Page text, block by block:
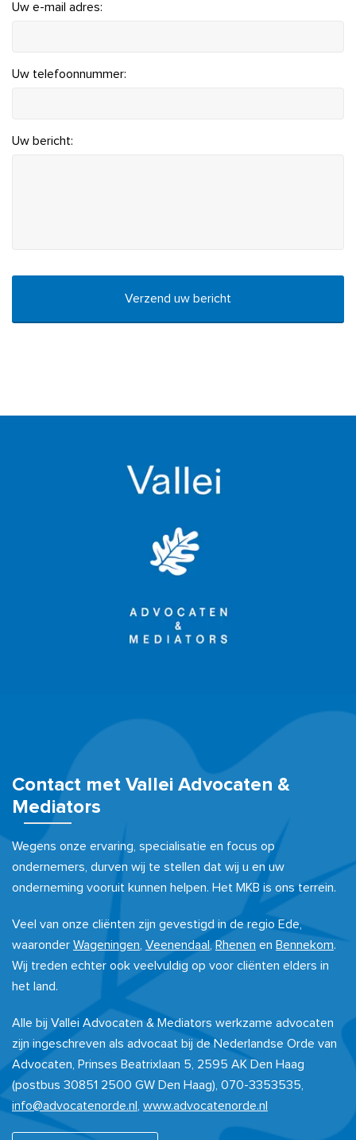
Uw e-mail adres:
Uw telefoonnummer:
Uw bericht:
Contact met Vallei Advocaten &
Mediators
Wegens onze ervaring, specialisatie en focus op
ondernemers, durven wij te stellen dat wij u en uw
onderneming vooruit kunnen helpen. Het MKB is ons terrein.
Veel van onze cliënten zijn gevestigd in de regio Ede,
waaronder Wageningen Veenendaal, Rhenen en Bennekom.
Wij treden echter ook veelvuldig op voor cliënten elders in
het land.
Alle bij Vallei Advocaten & Mediators werkzame advocaten
zijn ingeschreven als advocaat bij de Nederlandse Orde van
Advocaten, Prinses Beatrixlaan 5, 2595 AK Den Haag
(postbus 30851 2500 GW Den Haag), 070-3353535,
info@advocatenorde.nl
www.advocatenorde.nl